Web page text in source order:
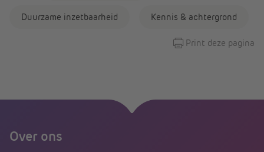
Duurzame inzetbaarheid Kennis & achtergrond
Print deze pagina
Over ons